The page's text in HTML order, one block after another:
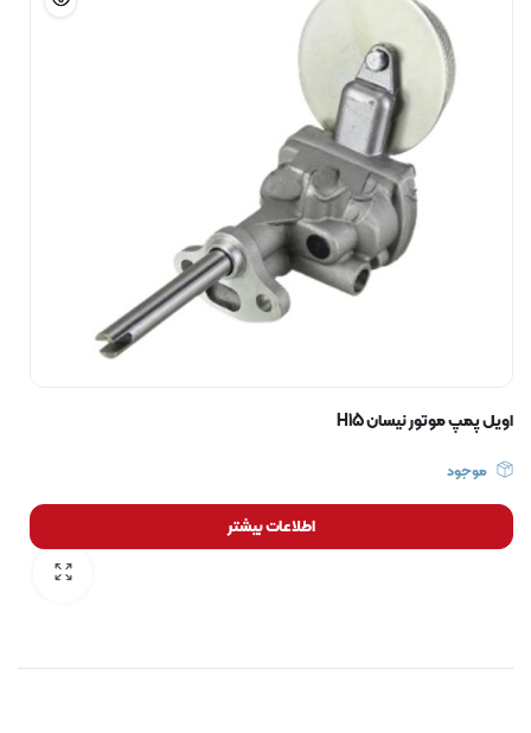
اویل پمپ موتور نیسان H15
موجود
اطلاعات بیشتر